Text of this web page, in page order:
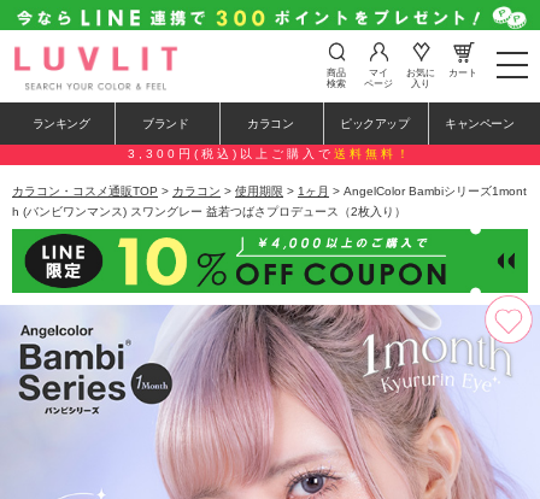
t
o
e
n
a
a
i
o
n
商品
検索
マイ
ページ
お気に
入り
カート
ランキング ブランド カラコン ピックアップ キャンペーン
3,300円(税込)以上ご購入で 送料無料！
カラコン・コスメ通販TOP > カラコン > 使用期限 > 1ヶ月 > AngelColor Bambiシリーズ1mont
h (バンビワンマンス) スワングレー 益若つばさプロデュース（2枚入り）